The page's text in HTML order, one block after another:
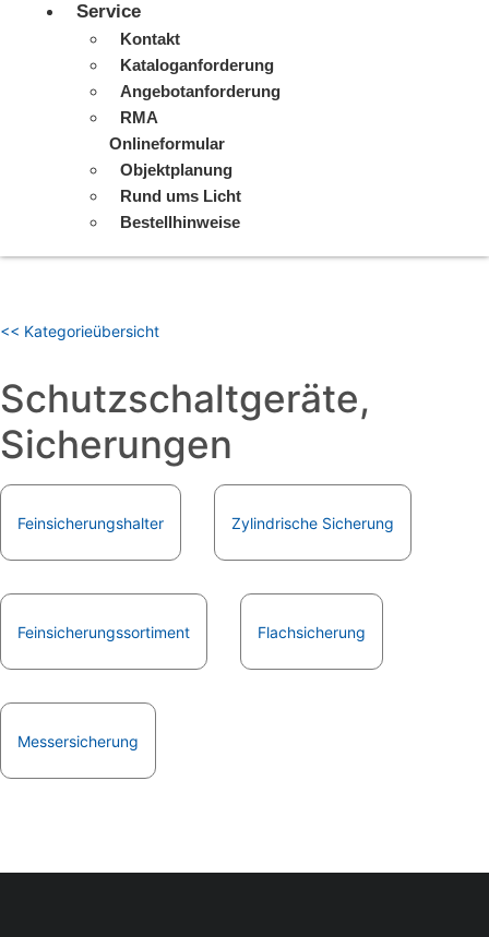
Service
Kontakt
Kataloganforderung
Angebotanforderung
RMA
Onlineformular
Objektplanung
Rund ums Licht
Bestellhinweise
<< Kategorieübersicht
Schutzschaltgeräte,
Sicherungen
Feinsicherungshalter Zylindrische Sicherung
Feinsicherungssortiment Flachsicherung
Messersicherung